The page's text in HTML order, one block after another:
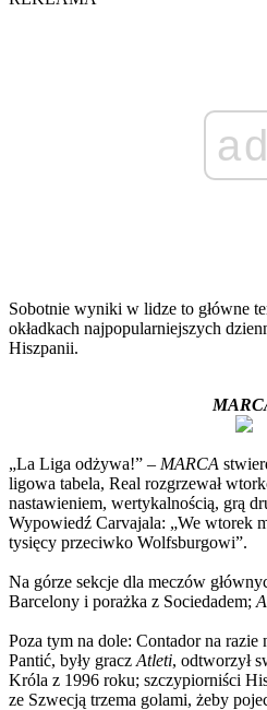
ad
Sobotnie wyniki w lidze to główne
okładkach najpopularniejszych
Hiszpanii.
„La Liga odżywa!” – MARCA
ligowa tabela, Real rozgrzewał
nastawieniem, wertykalnością, grą
Wypowiedź Carvajala: „We wtorek
tysięcy przeciwko Wolfsburgowi”.
Na górze sekcje dla meczów
Barcelony i porażka z Sociedadem;
Poza tym na dole: Contador na
Pantić, były gracz Atleti, odtworzył
Króla z 1996 roku; szczypiorniści
ze Szwecją trzema golami, żeby